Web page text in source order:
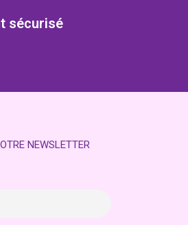
sécurisé
NEWSLETTER